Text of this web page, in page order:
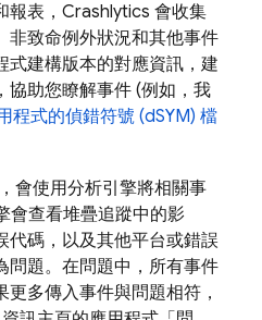
表， Crashlytics 會收集
非致命例外狀況和其他事件
式建構版本的對應資訊，建
協助您瞭解事件 (例如，我
程式的偵錯符號 (dSYM) 檔
會使用分析引擎將相關事
會查看堆疊追蹤中的影
代碼，以及其他平台或錯誤
問題。在問題中，所有事件
多傳入事件與問題相符，